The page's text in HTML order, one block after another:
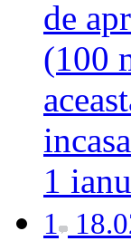
de
(100
1
1